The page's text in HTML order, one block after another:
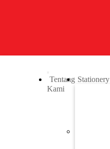
Tentang
Kami
Stationery